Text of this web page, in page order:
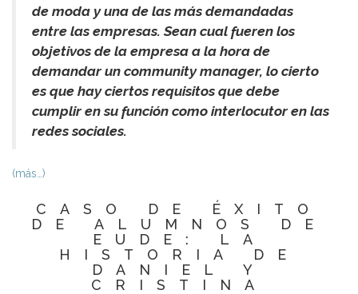
de moda y una de las más demandadas
entre las empresas. Sean cual fueren los
objetivos de la empresa a la hora de
demandar un community manager, lo cierto
es que hay ciertos requisitos que debe
cumplir en su función como interlocutor en las
redes sociales.
(más…)
CASO DE ÉXITO
DE ALUMNOS DE
EUDE: LA
HISTORIA DE
DANIEL Y
CRISTINA